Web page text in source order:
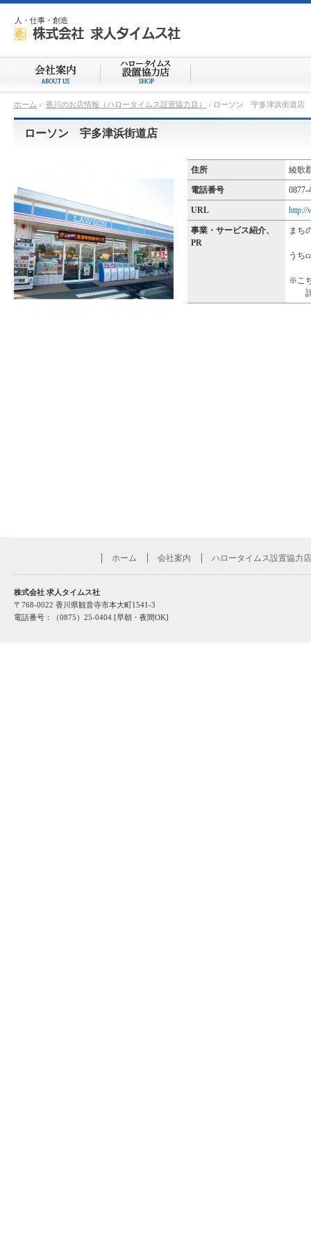
人・仕事・創造
ホーム › 香川のお店情報（ハロータイムス設置協力店） › ローソン 宇多津浜街道店
ローソン 宇多津浜街道店
住所 綾歌
電話番号 0877-
URL http://
事業・サービス紹介、
PR
まち
うち
※こ
詳
ホーム 会社案内 ハロータイムス設置協力店
株式会社 求人タイムス社
〒768-0022 香川県観音寺市本大町1541-3
電話番号：（0875）25-0404 [早朝・夜間OK]